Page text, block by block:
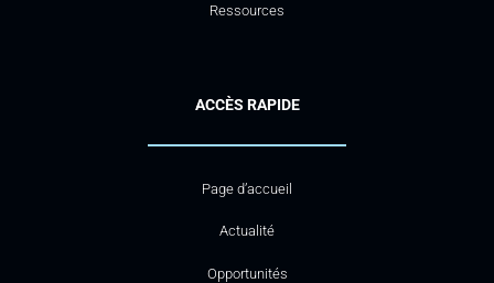
Ressources
ACCÈS RAPIDE
Page d’accueil
Actualité
Opportunités